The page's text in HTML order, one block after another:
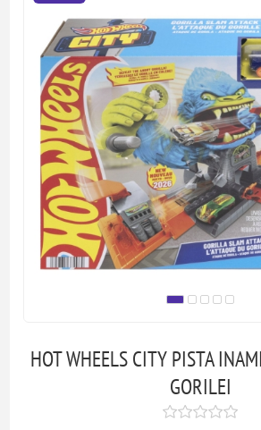
HOT WHEELS CITY PISTA
GORILEI